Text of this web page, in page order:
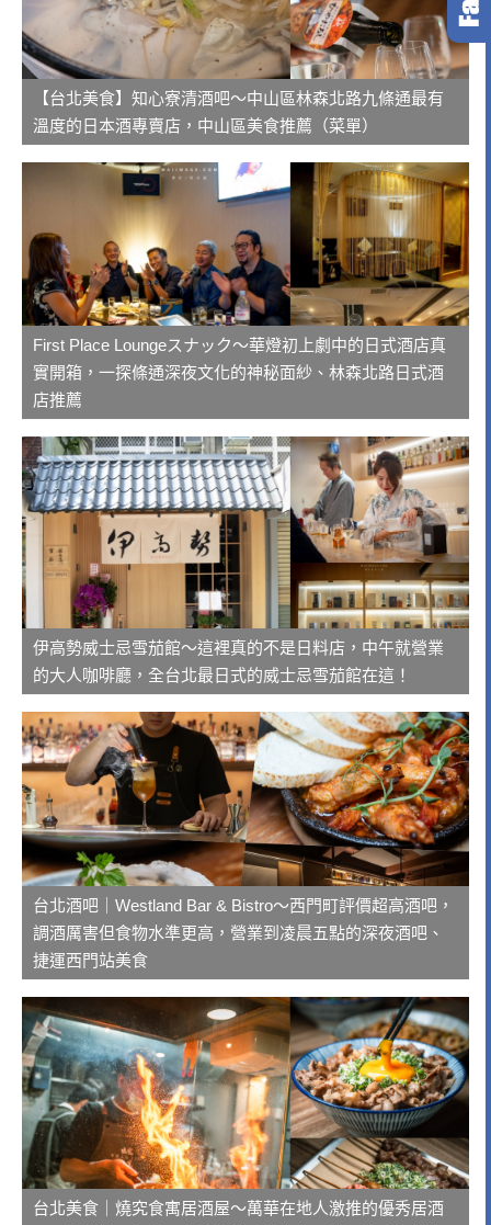
【台北美食】知心寮清酒吧～中山區林森北路九條通最有
溫度的日本酒專賣店，中山區美食推薦（菜單）
First Place Loungeスナック～華燈初上劇中的日式酒店真
實開箱，一探條通深夜文化的神秘面紗、林森北路日式酒
店推薦
伊高勢威士忌雪茄館～這裡真的不是日料店，中午就營業
的大人咖啡廳，全台北最日式的威士忌雪茄館在這！
台北酒吧｜Westland Bar & Bistro～西門町評價超高酒吧，
調酒厲害但食物水準更高，營業到凌晨五點的深夜酒吧、
捷運西門站美食
台北美食｜燒究食寓居酒屋～萬華在地人激推的優秀居酒